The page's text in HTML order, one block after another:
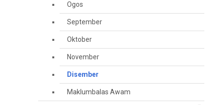
Ogos
September
Oktober
November
Disember
Maklumbalas Awam